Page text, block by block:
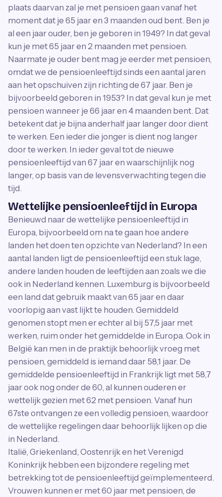
plaats daarvan zal je met pensioen gaan vanaf het
moment dat je 65 jaar en 3 maanden oud bent. Ben je
al een jaar ouder, ben je geboren in 1949? In dat geval
kun je met 65 jaar en 2 maanden met pensioen.
Naarmate je ouder bent mag je eerder met pensioen,
omdat we de pensioenleeftijd sinds een aantal jaren
aan het opschuiven zijn richting de 67 jaar. Ben je
bijvoorbeeld geboren in 1953? In dat geval kun je met
pensioen wanneer je 66 jaar en 4 maanden bent. Dat
betekent dat je bijna anderhalf jaar langer door dient
te werken. Een ieder die jonger is dient nog langer
door te werken. In ieder geval tot de nieuwe
pensioenleeftijd van 67 jaar en waarschijnlijk nog
langer, op basis van de levensverwachting tegen die
tijd.
Wettelijke pensioenleeftijd in Europa
Benieuwd naar de wettelijke pensioenleeftijd in
Europa, bijvoorbeeld om na te gaan hoe andere
landen het doen ten opzichte van Nederland? In een
aantal landen ligt de pensioenleeftijd een stuk lage,
andere landen houden de leeftijden aan zoals we die
ook in Nederland kennen. Luxemburg is bijvoorbeeld
een land dat gebruik maakt van 65 jaar en daar
voorlopig aan vast lijkt te houden. Gemiddeld
genomen stopt men er echter al bij 57,5 jaar met
werken, ruim onder het gemiddelde in Europa. Ook in
België kan men in de praktijk behoorlijk vroeg met
pensioen, gemiddeld is iemand daar 58,1 jaar. De
gemiddelde pensioenleeftijd in Frankrijk ligt met 58,7
jaar ook nog onder de 60, al kunnen ouderen er
wettelijk gezien met 62 met pensioen. Vanaf hun
67ste ontvangen ze een volledig pensioen, waardoor
de wettelijke regelingen daar behoorlijk lijken op die
in Nederland.
Italië, Griekenland, Oostenrijk en het Verenigd
Koninkrijk hebben een bijzondere regeling met
betrekking tot de pensioenleeftijd geïmplementeerd.
Vrouwen kunnen er met 60 jaar met pensioen, de